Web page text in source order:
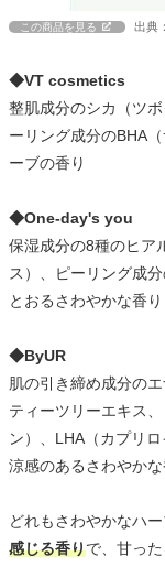
この商品を見る 出典
◆VT cosmetics
整肌成分のシカ（ツ
ーリング成分のBHA
ーブの香り
◆One-day's you
保湿成分の8種のヒア
ス）、ピーリング成
とおるさわやかな香り
◆ByUR
肌の引き締め成分の
ティーツリーエキス
ン）、LHA（カプリ
涼感のあるさわやかな
どれもさわやかなハ
感じる香りで、甘った